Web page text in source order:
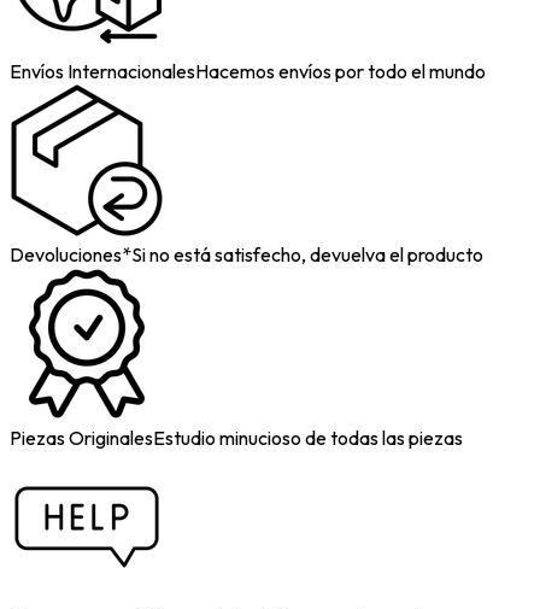
Envíos InternacionalesHacemos envíos por todo el mundo
Devoluciones*Si no está satisfecho, devuelva el producto
Piezas OriginalesEstudio minucioso de todas las piezas